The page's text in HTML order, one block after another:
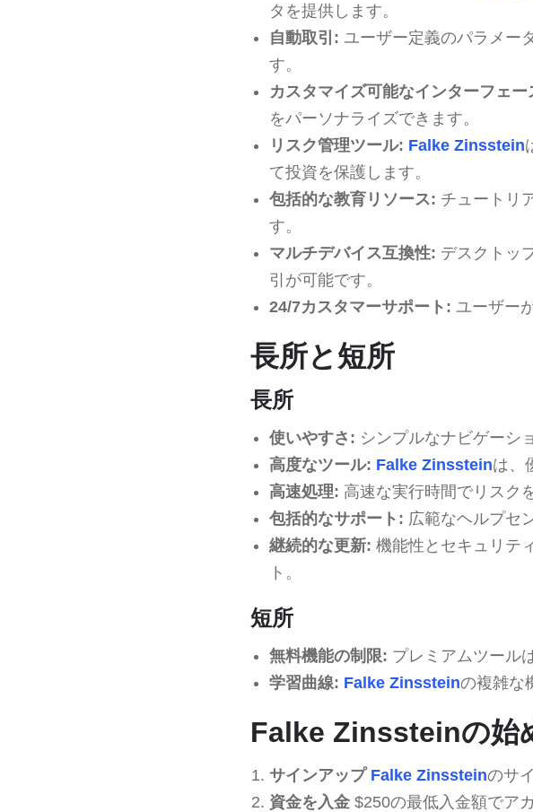
タを提供します。
自動取引: ユーザー定義のパラメー
す。
カスタマイズ可能なインターフェー
をパーソナライズできます。
リスク管理ツール: Falke Zinsstein
て投資を保護します。
包括的な教育リソース: チュートリ
す。
マルチデバイス互換性: デスクトッ
引が可能です。
24/7カスタマーサポート: ユーザー
長所と短所
長所
使いやすさ: シンプルなナビゲーシ
高度なツール: Falke Zinssteinは、
高速処理: 高速な実行時間でリスク
包括的なサポート: 広範なヘルプセ
継続的な更新: 機能性とセキュリテ
ト。
短所
無料機能の制限: プレミアムツール
学習曲線: Falke Zinssteinの複雑な
Falke Zinssteinの始
サインアップ Falke Zinssteinのサ
資金を入金$250の最低入金額でア